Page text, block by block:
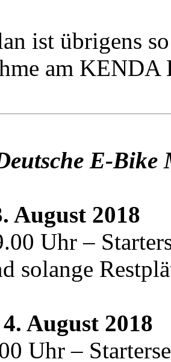
ist übrigens
am KENDA
E-Bike
August 2018
Uhr –
solange
August 2018
Uhr –